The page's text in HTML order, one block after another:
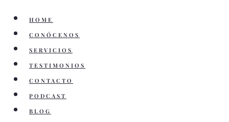
HOME
CONÓCENOS
SERVICIOS
TESTIMONIOS
CONTACTO
PODCAST
BLOG